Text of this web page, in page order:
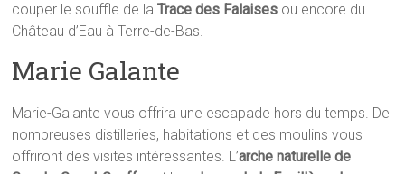
couper le souffle de laTrace des Falaises ou encore du
Château d’Eau à Terre-de-Bas.
Marie Galante
Marie-Galante vous offrira une escapade hors du temps. De
nombreuses distilleries, habitations et des moulins vous
offriront des visites intéressantes. L’arche naturelle de